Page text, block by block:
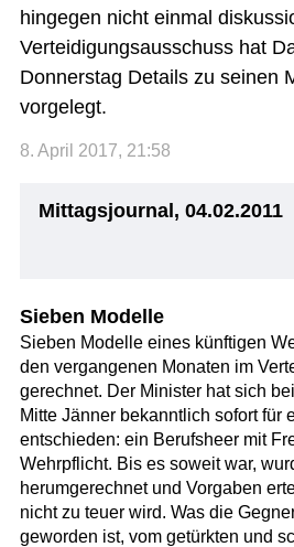
hingegen nicht einmal
Verteidigungsausschuss hat
Donnerstag Details zu seinen
vorgelegt.
8. April 2017, 21:58
Mittagsjournal, 04.02.2011
Sieben Modelle
Sieben Modelle eines künftigen
den vergangenen Monaten im
gerechnet. Der Minister hat sich
Mitte Jänner bekanntlich sofort für
entschieden: ein Berufsheer mit
Wehrpflicht. Bis es soweit war,
herumgerechnet und Vorgaben
nicht zu teuer wird. Was die
geworden ist, vom getürkten und